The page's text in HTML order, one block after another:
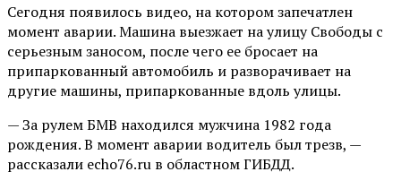
Сегодня появилось видео, на котором запечатлен
момент аварии. Машина выезжает на улицу Свободы с
серьезным заносом, после чего ее бросает на
припаркованный автомобиль и разворачивает на
другие машины, припаркованные вдоль улицы.
— За рулем БМВ находился мужчина 1982 года
рождения. В момент аварии водитель был трезв, —
рассказали echo76.ru в областном ГИБДД.